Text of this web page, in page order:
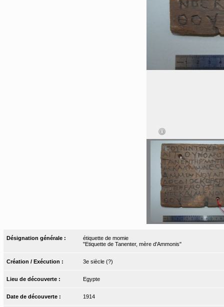
Désignation générale :
étiquette de momie
"Etiquette de Tanenter, mère d'Ammonis"
Création / Exécution : 3e siècle (?)
Lieu de découverte : Egypte
Date de découverte : 1914